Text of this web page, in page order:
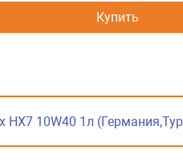
Купить
10W40 1л